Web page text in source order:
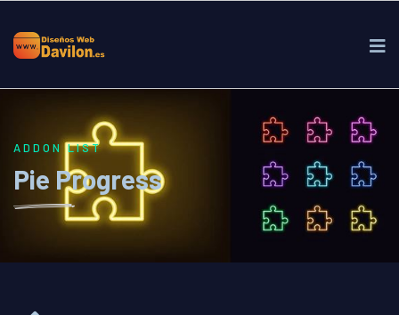
ADDON LIST
Pie Progress